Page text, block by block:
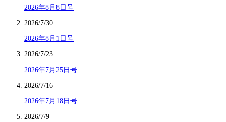
2026年8月8日号
2026/7/30
2026年8月1日号
2026/7/23
2026年7月25日号
2026/7/16
2026年7月18日号
2026/7/9